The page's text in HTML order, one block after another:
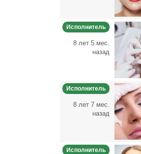
Исполнитель
8 лет 5 мес.
назад
Исполнитель
8 лет 7 мес.
назад
Исполнитель